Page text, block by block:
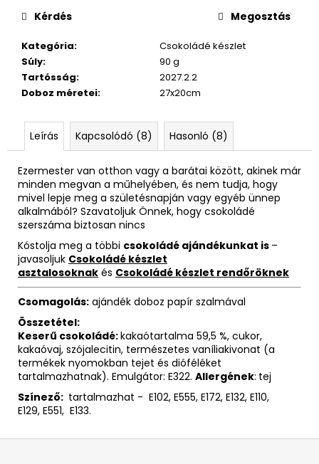
Kategória:
Csokoládé készlet
Súly:
90 g
Tartósság:
2027.2.2
Doboz méretei: 27x20cm
Kérdés Megosztás
Leírás Kapcsolódó (8) Hasonló (8)
Ezermester van otthon vagy a barátai között, akinek már
minden megvan a műhelyében, és nem tudja, hogy
mivel lepje meg a születésnapján vagy egyéb ünnep
alkalmából? Szavatoljuk Önnek, hogy csokoládé
szerszáma biztosan nincs
Kóstolja meg a többi csokoládé ajándékunkat is –
javasoljuk Csokoládé készlet
asztalosoknak és Csokoládé készlet rendőröknek
Csomagolás: ajándék doboz papír szalmával
Összetétel:
Keserű csokoládé:kakaótartalma 59,5 %, cukor,
kakaóvaj, szójalecitin, természetes vaníliakivonat (a
termékek nyomokban tejet és dióféléket
tartalmazhatnak). Emulgátor: E322. Allergének: tej
Színező: tartalmazhat - E102, E555, E172, E132, E110,
E129, E551, E133.